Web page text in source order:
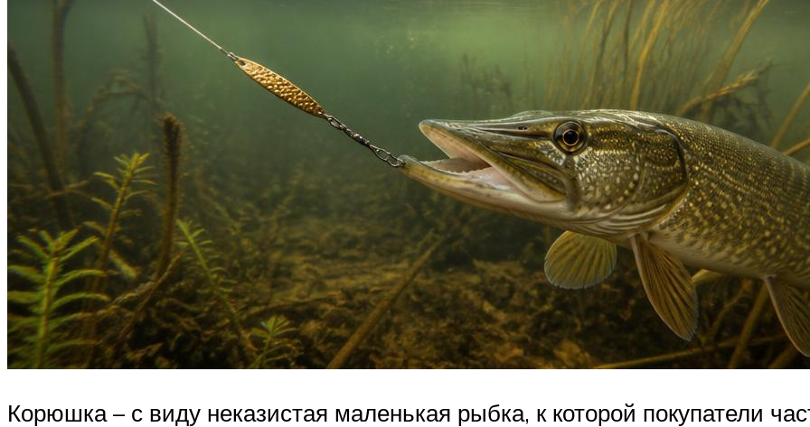
Корюшка – с виду неказистая маленькая рыбка, к которой покупатели